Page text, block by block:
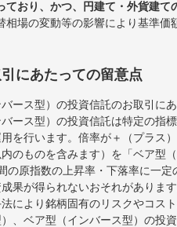
ており、かつ、円建て・外貨建て
場の変動等の影響により基準
にあたっての留意点
ース型）の投資信託のお取引に
ース型）の投資信託は特定の指
を行います。倍率が＋（プラス
のものを含みます）を「ベア型
の原指数の上昇率・下落率に一
果が得られないおそれがありま
により銘柄固有のリスクやコス
、ベア型（インバース型）の投